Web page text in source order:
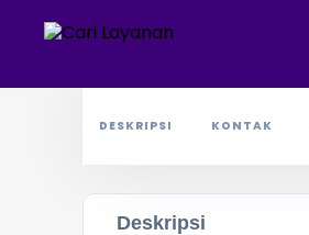
DESKRIPSI KONTAK
Deskripsi